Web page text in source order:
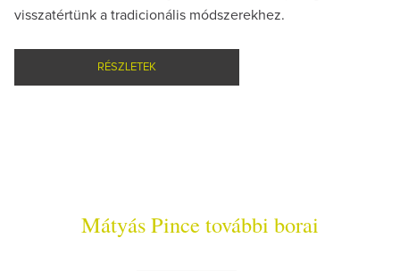
visszatértünk a tradicionális módszerekhez.
RÉSZLETEK
Mátyás Pince további borai